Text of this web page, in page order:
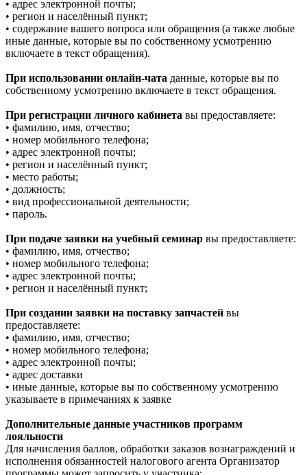
• адрес электронной почты;
• регион и населённый пункт;
• содержание вашего вопроса или обращения (а также любые
иные данные, которые вы по собственному усмотрению
включаете в текст обращения).
При использовании онлайн-чата данные, которые вы по
собственному усмотрению включаете в текст обращения.
При регистрации личного кабинета вы предоставляете:
• фамилию, имя, отчество;
• номер мобильного телефона;
• адрес электронной почты;
• регион и населённый пункт;
• место работы;
• должность;
• вид профессиональной деятельности;
• пароль.
При подаче заявки на учебный семинар вы предоставляете:
• фамилию, имя, отчество;
• номер мобильного телефона;
• адрес электронной почты;
• регион и населённый пункт;
При создании заявки на поставку запчастей вы
предоставляете:
• фамилию, имя, отчество;
• номер мобильного телефона;
• адрес электронной почты;
• адрес доставки
• иные данные, которые вы по собственному усмотрению
указываете в примечаниях к заявке
Дополнительные данные участников программ
лояльности
Для начисления баллов, обработки заказов вознаграждений и
исполнения обязанностей налогового агента Организатор